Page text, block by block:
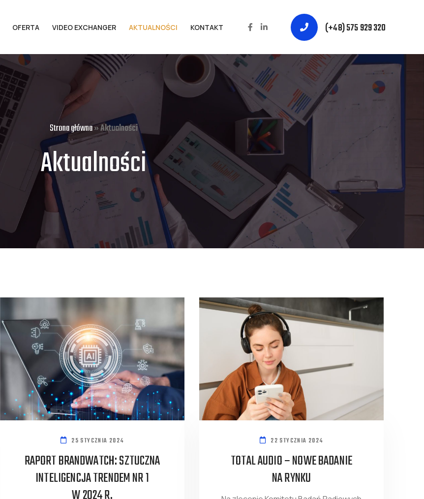
OFERTA VIDEO EXCHANGER AKTUALNOŚCI KONTAKT (+48) 575 929 320
Strona główna»Aktualności
Aktualności
25 STYCZNIA 2024
RAPORT BRANDWATCH: SZTUCZNA
INTELIGENCJA TRENDEM NR 1
22 STYCZNIA 2024
TOTAL AUDIO – NOWE BADANIE
NA RYNKU